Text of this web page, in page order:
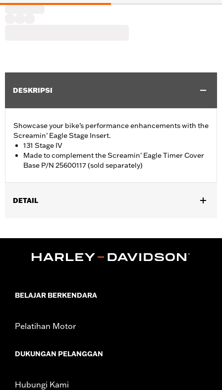
DESKRIPSI
Showcase your bike’s performance enhancements with the
Screamin’ Eagle Stage Insert.
131 Stage IV
Made to complement the Screamin’ Eagle Timer Cover
Base P/N 25600117 (sold separately)
DETAIL
Sold Separately:Screamin' Eagle Timer Cover Base P/N
BELAJAR BERKENDARA
Pelatihan Motor
DUKUNGAN PELANGGAN
Hubungi Kami